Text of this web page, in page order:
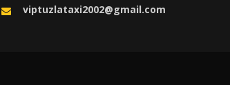
viptuzlataxi2002@gmail.com